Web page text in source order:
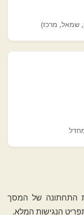
שמאל, מרכז)
התחתונה של המסך
הנגישות המלא.